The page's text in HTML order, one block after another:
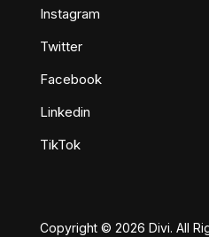
Instagram
Twitter
Facebook
Linkedin
TikTok
Copyright © 2026 Divi. All